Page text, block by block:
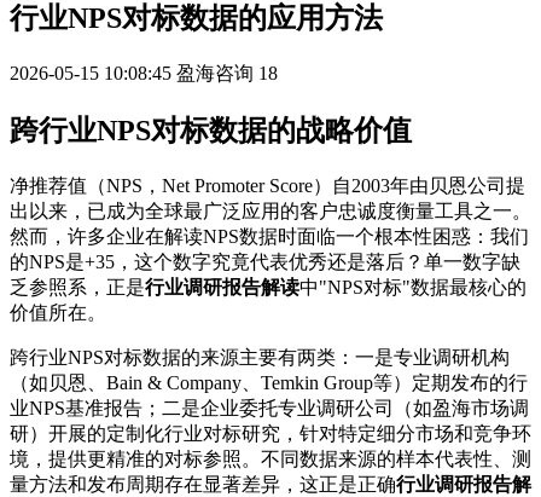
行业NPS对标数据的应用方法
2026-05-15 10:08:45 盈海咨询 18
跨行业NPS对标数据的战略价值
净推荐值（NPS，Net Promoter Score）自2003年由贝恩公司提
出以来，已成为全球最广泛应用的客户忠诚度衡量工具之一。
然而，许多企业在解读NPS数据时面临一个根本性困惑：我们
的NPS是+35，这个数字究竟代表优秀还是落后？单一数字缺
乏参照系，正是行业调研报告解读中"NPS对标"数据最核心的
价值所在。
跨行业NPS对标数据的来源主要有两类：一是专业调研机构
（如贝恩、Bain & Company、Temkin Group等）定期发布的行
业NPS基准报告；二是企业委托专业调研公司（如盈海市场调
研）开展的定制化行业对标研究，针对特定细分市场和竞争环
境，提供更精准的对标参照。不同数据来源的样本代表性、测
量方法和发布周期存在显著差异，这正是正确行业调研报告解